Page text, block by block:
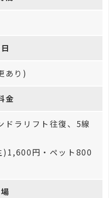
あり)
金
ドラリフト往復、5線
)1,600円・ペット800